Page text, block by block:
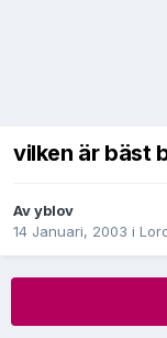
vilken är bäst
Avyblov
14 Januari, 2003 i